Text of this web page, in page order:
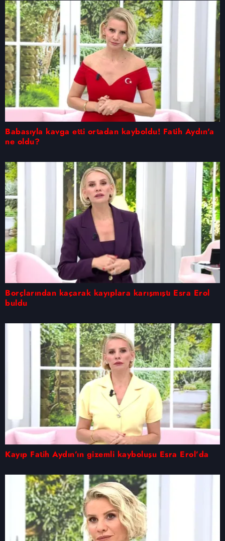
Babasıyla kavga etti ortadan kayboldu! Fatih Aydın'a
ne oldu?
Borçlarından kaçarak kayıplara karışmıştı Esra Erol
buldu
Kayıp Fatih Aydın’ın gizemli kayboluşu Esra Erol’da